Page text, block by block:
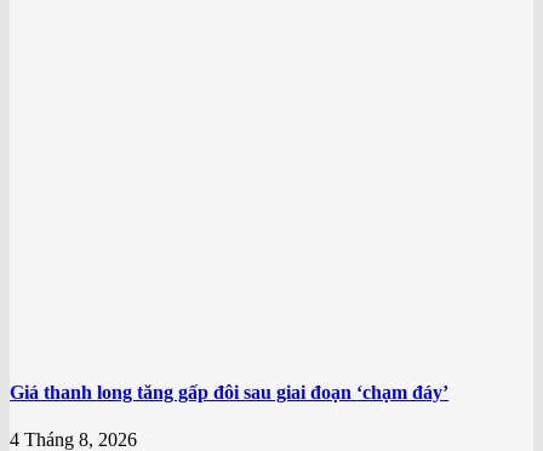
Giá thanh long tăng gấp đôi sau giai đoạn ‘chạm đáy’
4 Tháng 8, 2026